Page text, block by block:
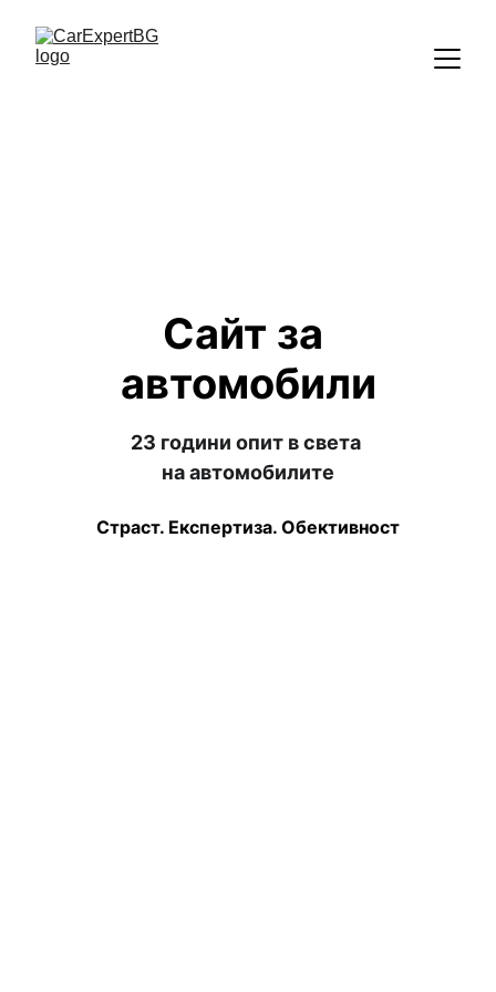
Сайт за
автомобили
23 години опит в света
на автомобилите
Страст. Експертиза. Обективност